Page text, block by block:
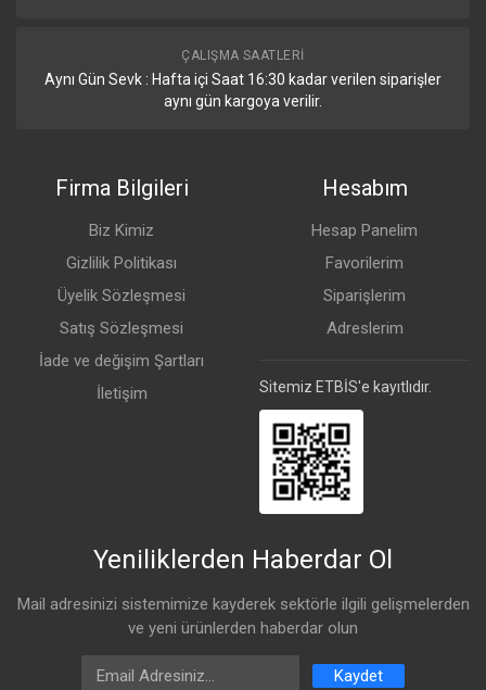
ÇALIŞMA SAATLERI
Aynı Gün Sevk : Hafta içi Saat 16:30 kadar verilen siparişler
aynı gün kargoya verilir.
Firma Bilgileri
Biz Kimiz
Gizlilik Politikası
Üyelik Sözleşmesi
Satış Sözleşmesi
İade ve değişim Şartları
İletişim
Hesabım
Hesap Panelim
Favorilerim
Siparişlerim
Adreslerim
Sitemiz ETBİS'e kayıtlıdır.
Yeniliklerden Haberdar Ol
Mail adresinizi sistemimize kayderek sektörle ilgili gelişmelerden
ve yeni ürünlerden haberdar olun
Email Address
Kaydet